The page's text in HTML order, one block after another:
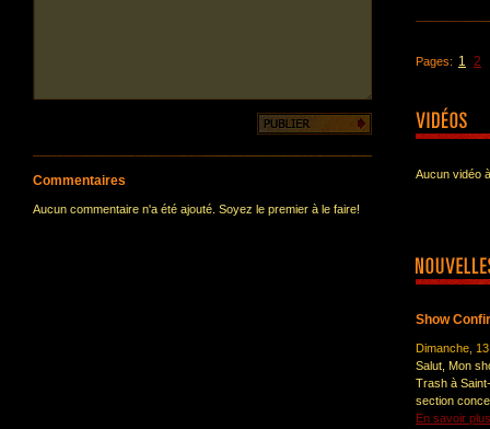
Commentaires
Aucun commentaire n'a été ajouté. Soyez le premier à le faire!
Pages: 1 2
Aucun vidéo
Show
Dimanche,
Salut, Mon
Trash à
section
En savoir plus